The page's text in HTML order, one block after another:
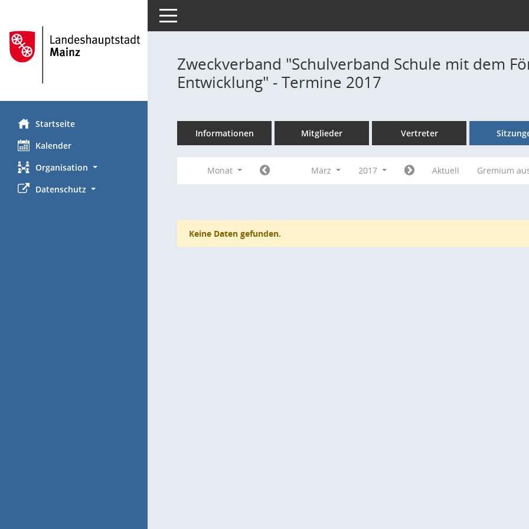
Startseite
Kalender
Organisation
Datenschutz
Toggle navigation
Zweckverband "Schulverband Schule mit dem
Entwicklung" - Termine 2017
Informationen Mitglieder Vertreter
Monat März 2017 Aktuell Gremium
Keine Daten gefunden.